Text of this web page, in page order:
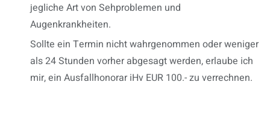
jegliche Art von Sehproblemen und
Augenkrankheiten.
Sollte ein Termin nicht wahrgenommen oder weniger
als 24 Stunden vorher abgesagt werden, erlaube ich
mir, ein Ausfallhonorar iHv EUR 100.- zu verrechnen.